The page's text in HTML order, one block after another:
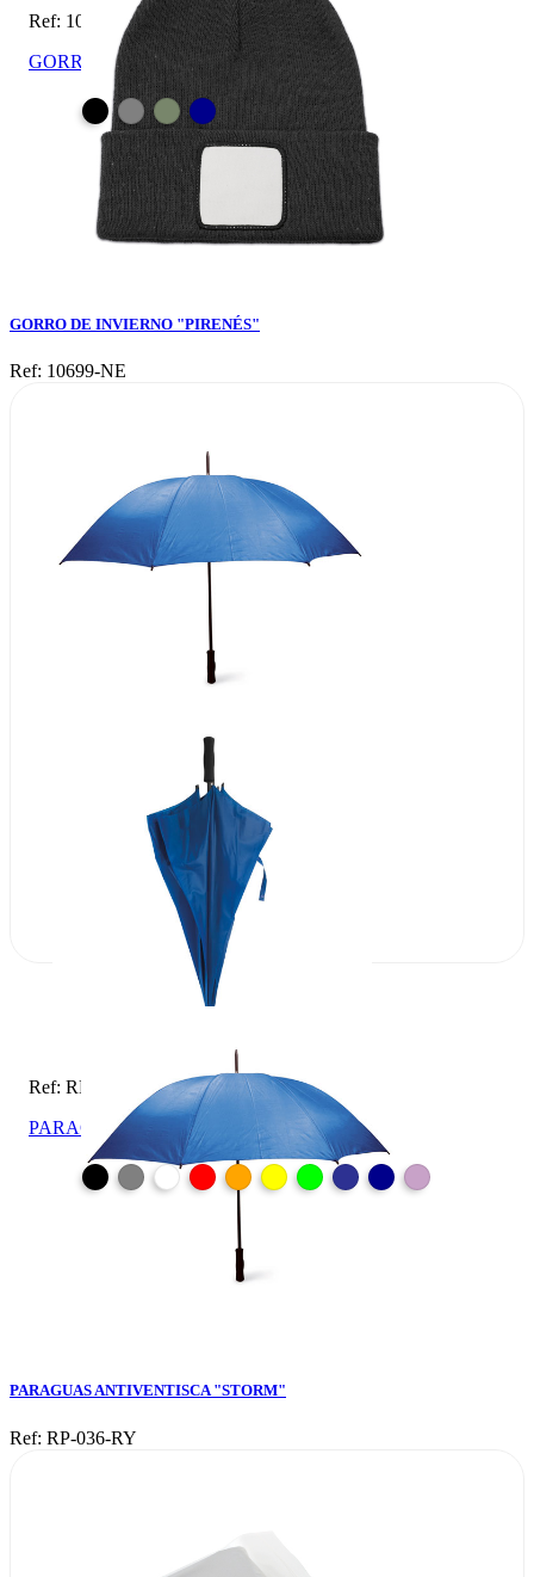
Ref: 10699-NE
GORRO DE INVIERNO "PIRENÉS"
GORRO DE INVIERNO "PIRENÉS"
Ref: 10699-NE
Ref: RP-036-RY
PARAGUAS ANTIVENTISCA "STORM"
PARAGUAS ANTIVENTISCA "STORM"
Ref: RP-036-RY